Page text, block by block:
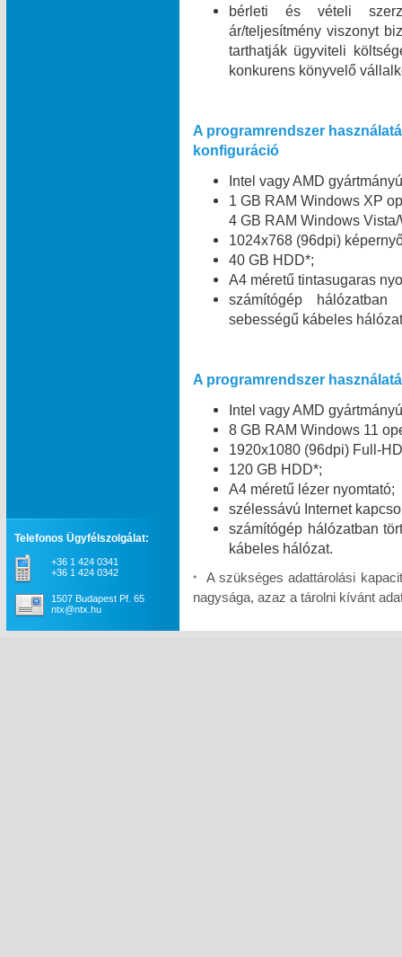
bérleti és vételi
ár/teljesítmény viszonyt
tarthatják ügyviteli
konkurens könyvelő
A programrendszer
konfiguráció
Intel vagy AMD
1 GB RAM Windows XP
4 GB RAM Windows
1024x768 (96dpi)
40 GB HDD*;
A4 méretű tintasugaras
számítógép
sebességű kábeles
A programrendszer
Intel vagy AMD
8 GB RAM Windows 11
1920x1080 (96dpi) Full-
120 GB HDD*;
A4 méretű lézer nyomtató;
szélessávú Internet
számítógép hálózatban
kábeles hálózat.
*
A szükséges adattárolási
nagysága, azaz a tárolni kívánt
Telefonos Ügyfélszolgálat:
+36 1 424 0341
+36 1 424 0342
1507 Budapest Pf. 65
ntx@ntx.hu